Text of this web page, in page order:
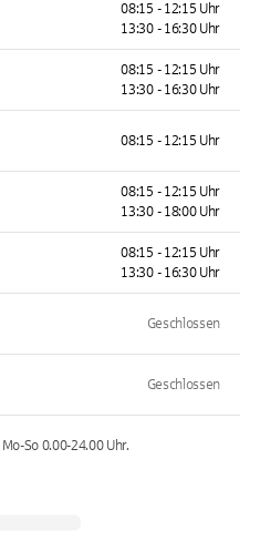
08:15 - 12:15 Uhr
13:30 - 16:30 Uhr
08:15 - 12:15 Uhr
13:30 - 16:30 Uhr
08:15 - 12:15 Uhr
08:15 - 12:15 Uhr
13:30 - 18:00 Uhr
08:15 - 12:15 Uhr
13:30 - 16:30 Uhr
Geschlossen
Geschlossen
Mo-So 0.00-24.00Uhr.